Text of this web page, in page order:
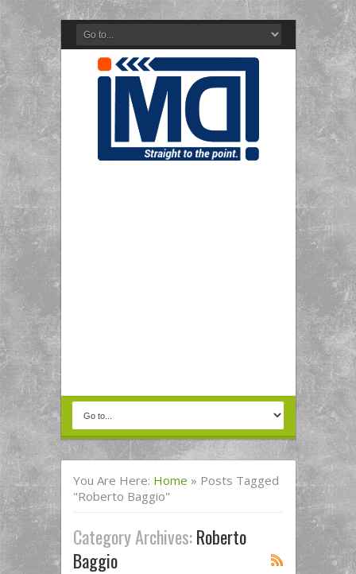
You Are Here: Home » Posts Tagged
"Roberto Baggio"
Category Archives:Roberto
Baggio